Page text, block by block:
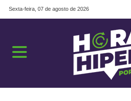
Sexta-feira, 07 de agosto de 2026